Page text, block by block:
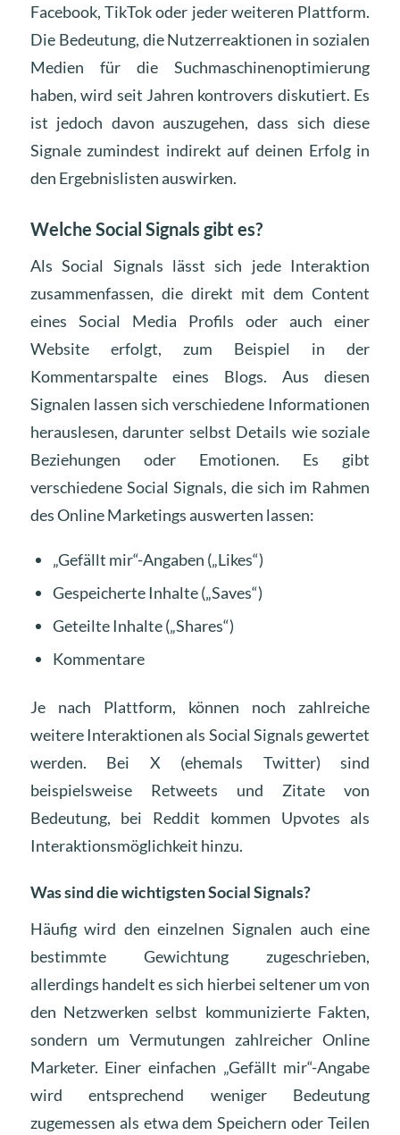
Facebook, TikTok oder jeder weiteren Plattform.
Die Bedeutung, die Nutzerreaktionen in sozialen
Medien für die Suchmaschinenoptimierung
haben, wird seit Jahren kontrovers diskutiert. Es
ist jedoch davon auszugehen, dass sich diese
Signale zumindest indirekt auf deinen Erfolg in
den Ergebnislisten auswirken.
Welche Social Signals gibt es?
Als Social Signals lässt sich jede Interaktion
zusammenfassen, die direkt mit dem Content
eines Social Media Profils oder auch einer
Website erfolgt, zum Beispiel in der
Kommentarspalte eines Blogs. Aus diesen
Signalen lassen sich verschiedene Informationen
herauslesen, darunter selbst Details wie soziale
Beziehungen oder Emotionen. Es gibt
verschiedene Social Signals, die sich im Rahmen
des Online Marketings auswerten lassen:
„Gefällt mir“-Angaben („Likes“)
Gespeicherte Inhalte („Saves“)
Geteilte Inhalte („Shares“)
Kommentare
Je nach Plattform, können noch zahlreiche
weitere Interaktionen als Social Signals gewertet
werden. Bei X (ehemals Twitter) sind
beispielsweise Retweets und Zitate von
Bedeutung, bei Reddit kommen Upvotes als
Interaktionsmöglichkeit hinzu.
Was sind die wichtigsten Social Signals?
Häufig wird den einzelnen Signalen auch eine
bestimmte Gewichtung zugeschrieben,
allerdings handelt es sich hierbei seltener um von
den Netzwerken selbst kommunizierte Fakten,
sondern um Vermutungen zahlreicher Online
Marketer. Einer einfachen „Gefällt mir“-Angabe
wird entsprechend weniger Bedeutung
zugemessen als etwa dem Speichern oder Teilen